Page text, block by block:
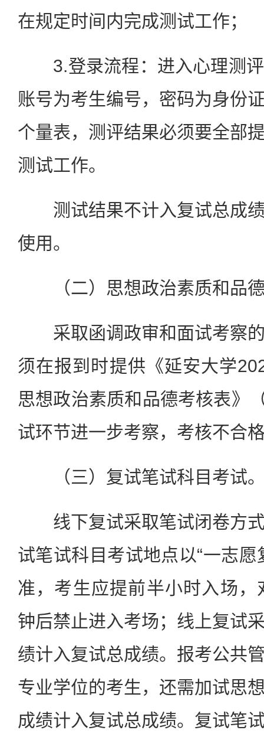
在规定时间内完成测试工作；
3.登录流程：进入心理测评
账号为考生编号，密码为身份
个量表，测评结果必须要全部
测试工作。
测试结果不计入复试总成绩
使用。
（二）思想政治素质和品
采取函调政审和面试考察的
须在报到时提供《延安大学
思想政治素质和品德考核表》
试环节进一步考察，考核不合
（三）复试笔试科目考试
线下复试采取笔试闭卷方式
试笔试科目考试地点以“一志愿
准，考生应提前半小时入场
钟后禁止进入考场；线上复试
绩计入复试总成绩。报考公共
专业学位的考生，还需加试思
成绩计入复试总成绩。复试笔